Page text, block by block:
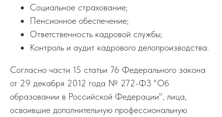
Социальное страхование;
Пенсионное обеспечение;
Ответственность кадровой службы;
Контроль и аудит кадрового делопроизводства.
Согласно части 15 статьи 76 Федерального закона
от 29 декабря 2012 года № 272-ФЗ "Об
образовании в Российской Федерации", лица,
освоившие дополнительную профессиональную